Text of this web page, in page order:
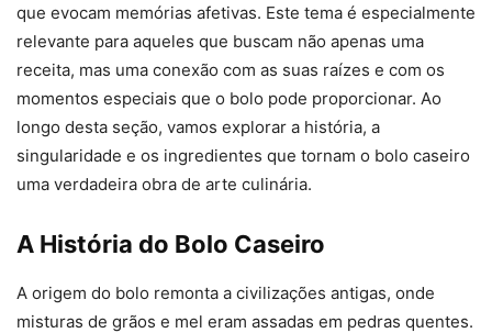
que evocam memórias afetivas. Este tema é especialmente
relevante para aqueles que buscam não apenas uma
receita, mas uma conexão com as suas raízes e com os
momentos especiais que o bolo pode proporcionar. Ao
longo desta seção, vamos explorar a história, a
singularidade e os ingredientes que tornam o bolo caseiro
uma verdadeira obra de arte culinária.
A História do Bolo Caseiro
A origem do bolo remonta a civilizações antigas, onde
misturas de grãos e mel eram assadas em pedras quentes.